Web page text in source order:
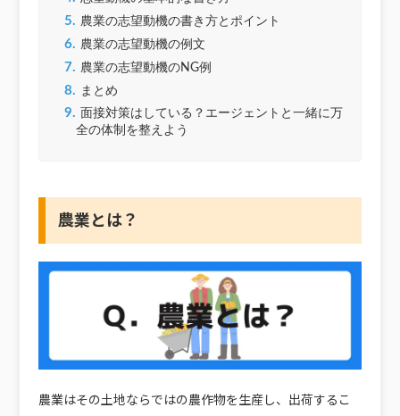
5. 農業の志望動機の書き方とポイント
6. 農業の志望動機の例文
7. 農業の志望動機のNG例
8. まとめ
9. 面接対策はしている？エージェントと一緒に万
全の体制を整えよう
農業とは？
農業はその土地ならではの農作物を生産し、出荷するこ